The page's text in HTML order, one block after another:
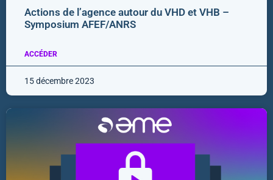
Actions de l’agence autour du VHD et VHB –
Symposium AFEF/ANRS
ACCÉDER
15 décembre 2023